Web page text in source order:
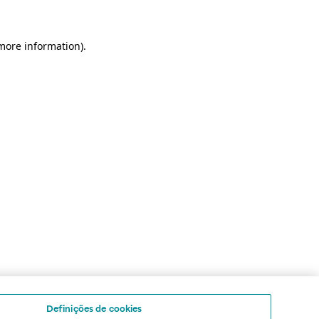
information).
Definições de cookies